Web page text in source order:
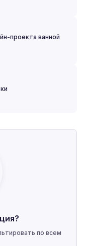
проекта ванной
по всем